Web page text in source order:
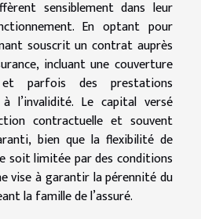
sensiblement dans leur
En optant pour
souscrit un contrat auprès
incluant une couverture
parfois des prestations
l’invalidité. Le capital versé
contractuelle et souvent
bien que la flexibilité de
limitée par des conditions
vise à garantir la pérennité du
la famille de l’assuré.